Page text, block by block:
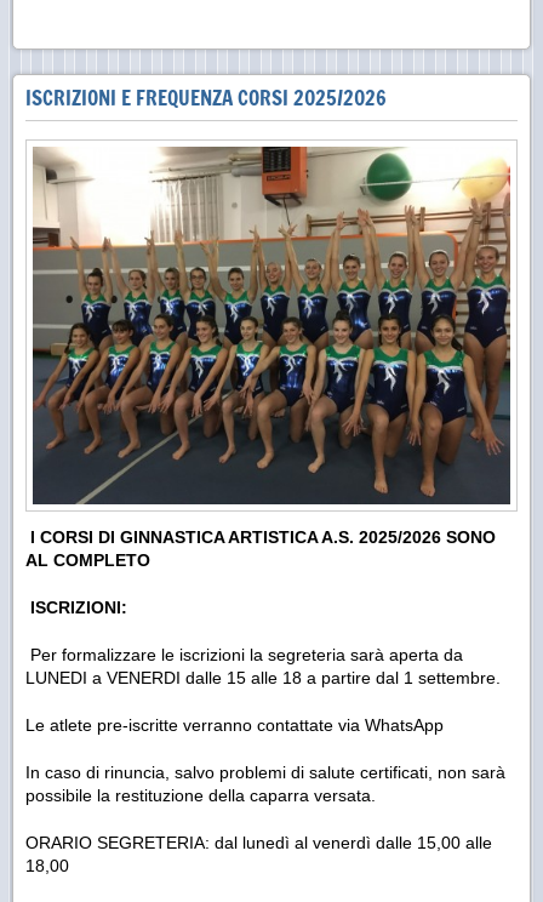
ISCRIZIONI E FREQUENZA CORSI 2025/2026
I CORSI DI GINNASTICA ARTISTICA A.S. 2025/2026 SONO
AL COMPLETO
ISCRIZIONI:
Per formalizzare le iscrizioni la segreteria sarà aperta da
LUNEDI a VENERDI dalle 15 alle 18 a partire dal 1 settembre.
Le atlete pre-iscritte verranno contattate via WhatsApp
In caso di rinuncia, salvo problemi di salute certificati, non sarà
possibile la restituzione della caparra versata.
ORARIO SEGRETERIA: dal lunedì al venerdì dalle 15,00 alle
18,00